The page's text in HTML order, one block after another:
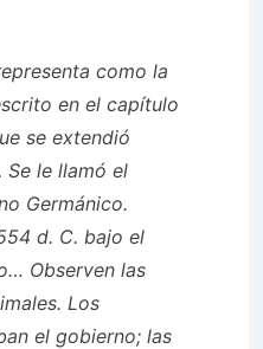
como la
en el capítulo
se extendió
Se le llamó el
Germánico.
d. C. bajo el
Observen las
Los
el gobierno; las